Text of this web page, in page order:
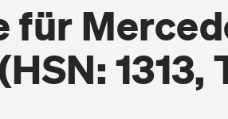
für
1313,